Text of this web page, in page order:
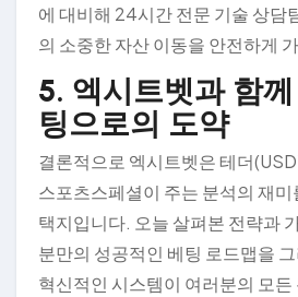
에 대비해 24시간 전문 기술 상담
의 소중한 자산 이동을 안전하게
5. 엑시트벳과 함
팅으로의 도약
결론적으로 엑시트벳은 테더
스포츠스페셜이 주는 분석의 재미
택지입니다. 오늘 살펴본 전략과
분만의 성공적인 베팅 로드맵을
혁신적인 시스템이 여러분의 모든